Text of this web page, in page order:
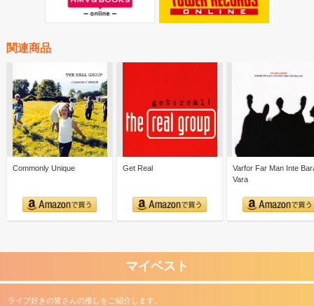
関連商品
Commonly Unique Get Real
Varfor Far Man Inte
Vara
マイベスト
ライブ好きの皆さんの推しをご紹介します。